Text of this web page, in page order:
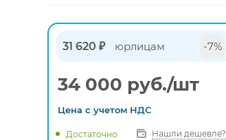
31 620 ₽ юрлицам -7%
34 000 руб./шт
Цена с учетом НДС
Достаточно Нашли дешевле?